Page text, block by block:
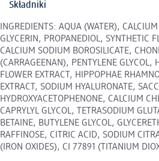
Składniki
INGREDIENTS: AQUA (WATER),
GLYCERIN, PROPANEDIOL, SYNTHETIC
CALCIUM SODIUM BOROSILICATE,
(CARRAGEENAN), PENTYLENE GLYCOL,
FLOWER EXTRACT, HIPPOPHAE
EXTRACT, SODIUM HYALURONATE,
HYDROXYACETOPHENONE, CALCIUM
CAPRYLYL GLYCOL, TETRASODIUM
BETAINE, BUTYLENE GLYCOL,
RAFFINOSE, CITRIC ACID, SODIUM
(IRON OXIDES), CI 77891 (TITANIUM